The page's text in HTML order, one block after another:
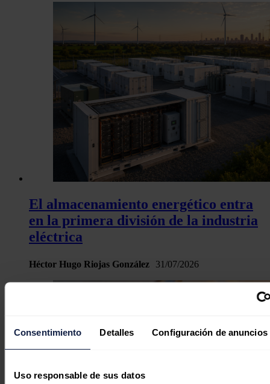
Consentimiento Detalles Configuración de anuncios
Uso responsable de sus datos
El almacenamiento energético entra
en la primera división de la industria
eléctrica
Héctor Hugo Riojas González 31/07/2026